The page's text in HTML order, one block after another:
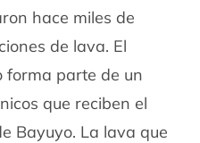
hace miles de
de lava. El
forma parte de un
que reciben el
Bayuyo. La lava que